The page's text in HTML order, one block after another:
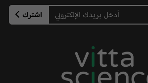
اشترك